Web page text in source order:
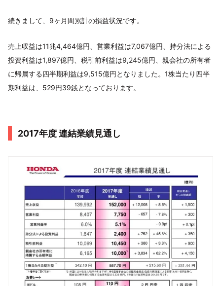
続きまして、9ヶ月間累計の損益状況です。
売上収益は11兆4,464億円、営業利益は7,067億円、持分法による
投資利益は1,897億円、税引前利益は9,245億円、親会社の所有者
に帰属する四半期利益は9,515億円となりました。1株当たり四半
期利益は、529円39銭となっております。
2017年度 連結業績見通し